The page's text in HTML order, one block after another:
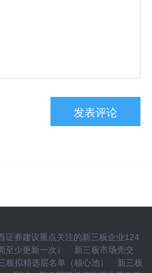
证券建议重点关注的新三板企业124
少更新一次）
新三板市场壳交
板拟精选层名单（核心池）
新三板